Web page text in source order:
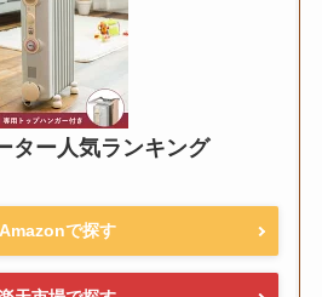
ター人気ランキング
Amazonで探す